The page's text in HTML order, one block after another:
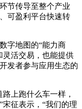
节传导至整个产业
可盈利平台快速转
字地图的“能力商
灵活交易，也能提供
发者参与应用生态的
上跑什么车一样，
征表示，“我们的理